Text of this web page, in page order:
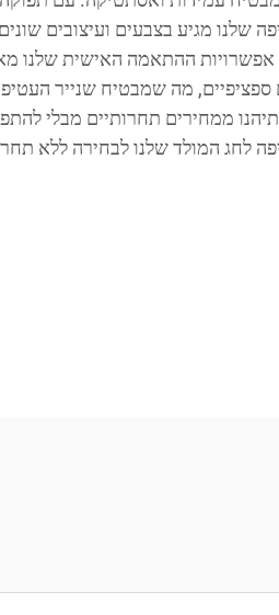
נייר העטיפה שלנו מגיע בצבעים ועיצובים
אפשרויות ההתאמה האישית שלנו
ספציפיים, מה שמבטיח שנייר
ממחירים תחרותיים מבלי
לחג המולד שלנו לבחירה ללא